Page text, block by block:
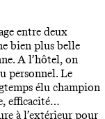
entre deux
bien plus belle
A l’hôtel, on
personnel. Le
élu champion
efficacité…
à l’extérieur pour